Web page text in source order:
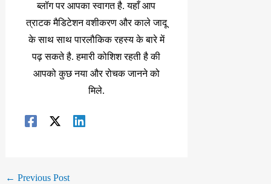
ब्लॉग पर आपका स्वागत है. यहाँ आप
त्राटक मैडिटेशन वशीकरण और काले जादू
के साथ साथ पारलौकिक रहस्य के बारे में
पढ़ सकते है. हमारी कोशिश रहती है की
आपको कुछ नया और रोचक जानने को
मिले.
← Previous Post